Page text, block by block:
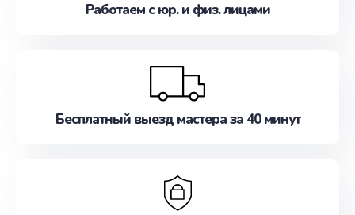
Работаем с юр. и физ. лицами
Бесплатный выезд мастера за 40 минут